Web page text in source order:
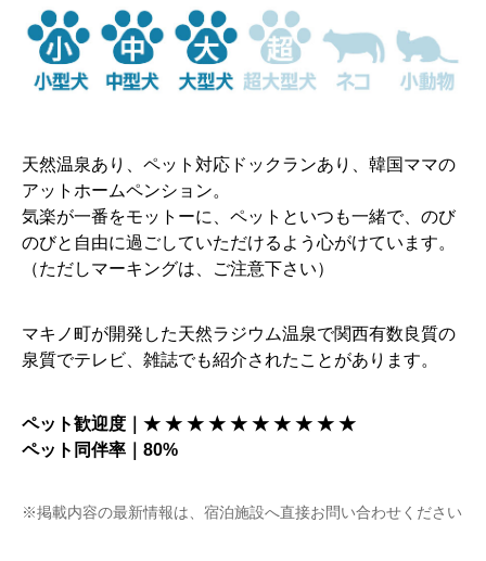
天然温泉あり、ペット対応ドックランあり、韓国ママの
アットホームペンション。
気楽が一番をモットーに、ペットといつも一緒で、のび
のびと自由に過ごしていただけるよう心がけています。
（ただしマーキングは、ご注意下さい）
マキノ町が開発した天然ラジウム温泉で関西有数良質の
泉質でテレビ、雑誌でも紹介されたことがあります。
ペット歓迎度｜★ ★ ★ ★ ★ ★ ★ ★ ★ ★
ペット同伴率｜80%
※掲載内容の最新情報は、宿泊施設へ直接お問い合わせください